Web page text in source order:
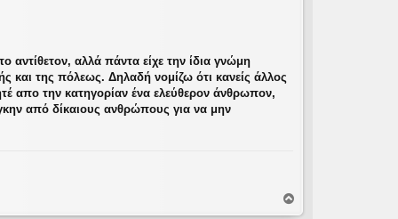
αλλά πάντα είχε την ίδια γνώμη
και της πόλεως. Δηλαδή νομίζω ότι κανείς άλλος
απο την κατηγορίαν ένα ελεύθερον άνθρωπον,
από δίκαιους ανθρώπους για να μην
ο